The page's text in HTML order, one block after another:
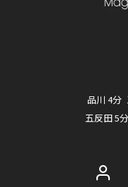
品川 4分
五反田 5